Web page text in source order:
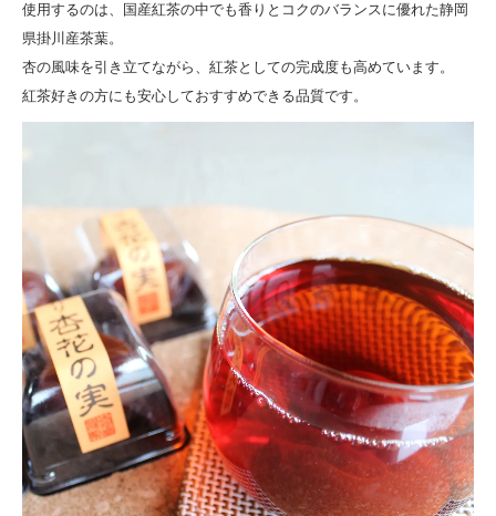
使用するのは、国産紅茶の中でも香りとコクのバランスに優れた静岡
県掛川産茶葉。
杏の風味を引き立てながら、紅茶としての完成度も高めています。
紅茶好きの方にも安心しておすすめできる品質です。